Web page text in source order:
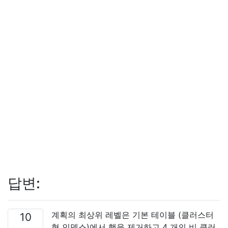
답변:
10
계획의 최상위 레벨은 기본 테이블 (클러스터